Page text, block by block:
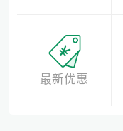
最新优惠